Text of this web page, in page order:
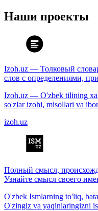
Наши проекты
Izoh.uz — Толковый
слов с определениями,
Izoh.uz — O'zbek tilining
so'zlar izohi, misollari va
izoh.uz
Полный смысл,
Узнайте смысл своего
O'zbek Ismlarning to'liq,
O'zingiz va yaqinlaringizni